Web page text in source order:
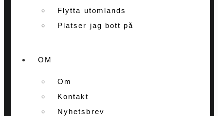
Flytta utomlands
Platser jag bott på
OM
Om
Kontakt
Nyhetsbrev